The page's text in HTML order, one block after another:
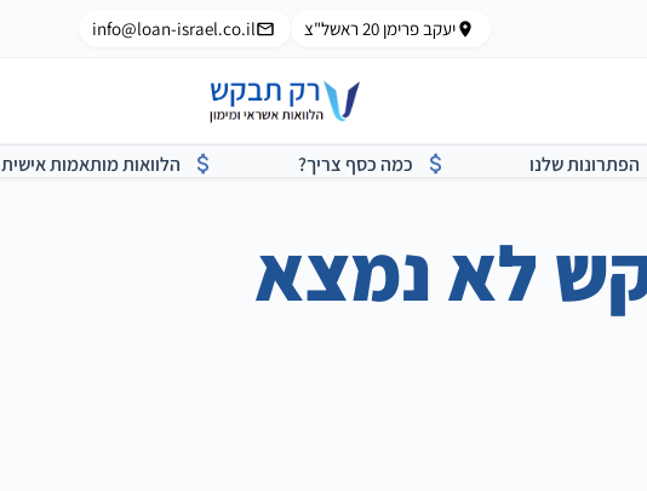
יעקב פרימן 20 ראשל"צ info@loan-israel.co.il
הפתרונות שלנו כמה כסף צריך? הלוואות מותאמות אישית
לא נמצא